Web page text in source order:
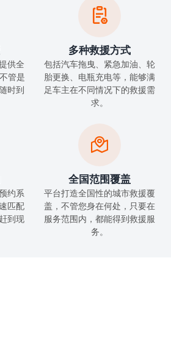
供全
管是
时到

多种救援方式
包括汽车拖曳、紧急加油、轮
胎更换、电瓶充电等，能够满
足车主在不同情况下的救援需
求。
约系
匹配
到现

全国范围覆盖
平台打造全国性的城市救援覆
盖，不管您身在何处，只要在
服务范围内，都能得到救援服
务。